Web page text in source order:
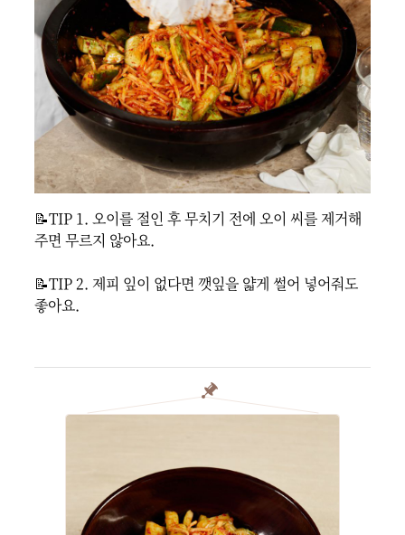
📝TIP 1. 오이를 절인 후 무치기 전에 오이 씨를 제거해
주면 무르지 않아요.
📝TIP 2. 제피 잎이 없다면 깻잎을 얇게 썰어 넣어줘도
좋아요.